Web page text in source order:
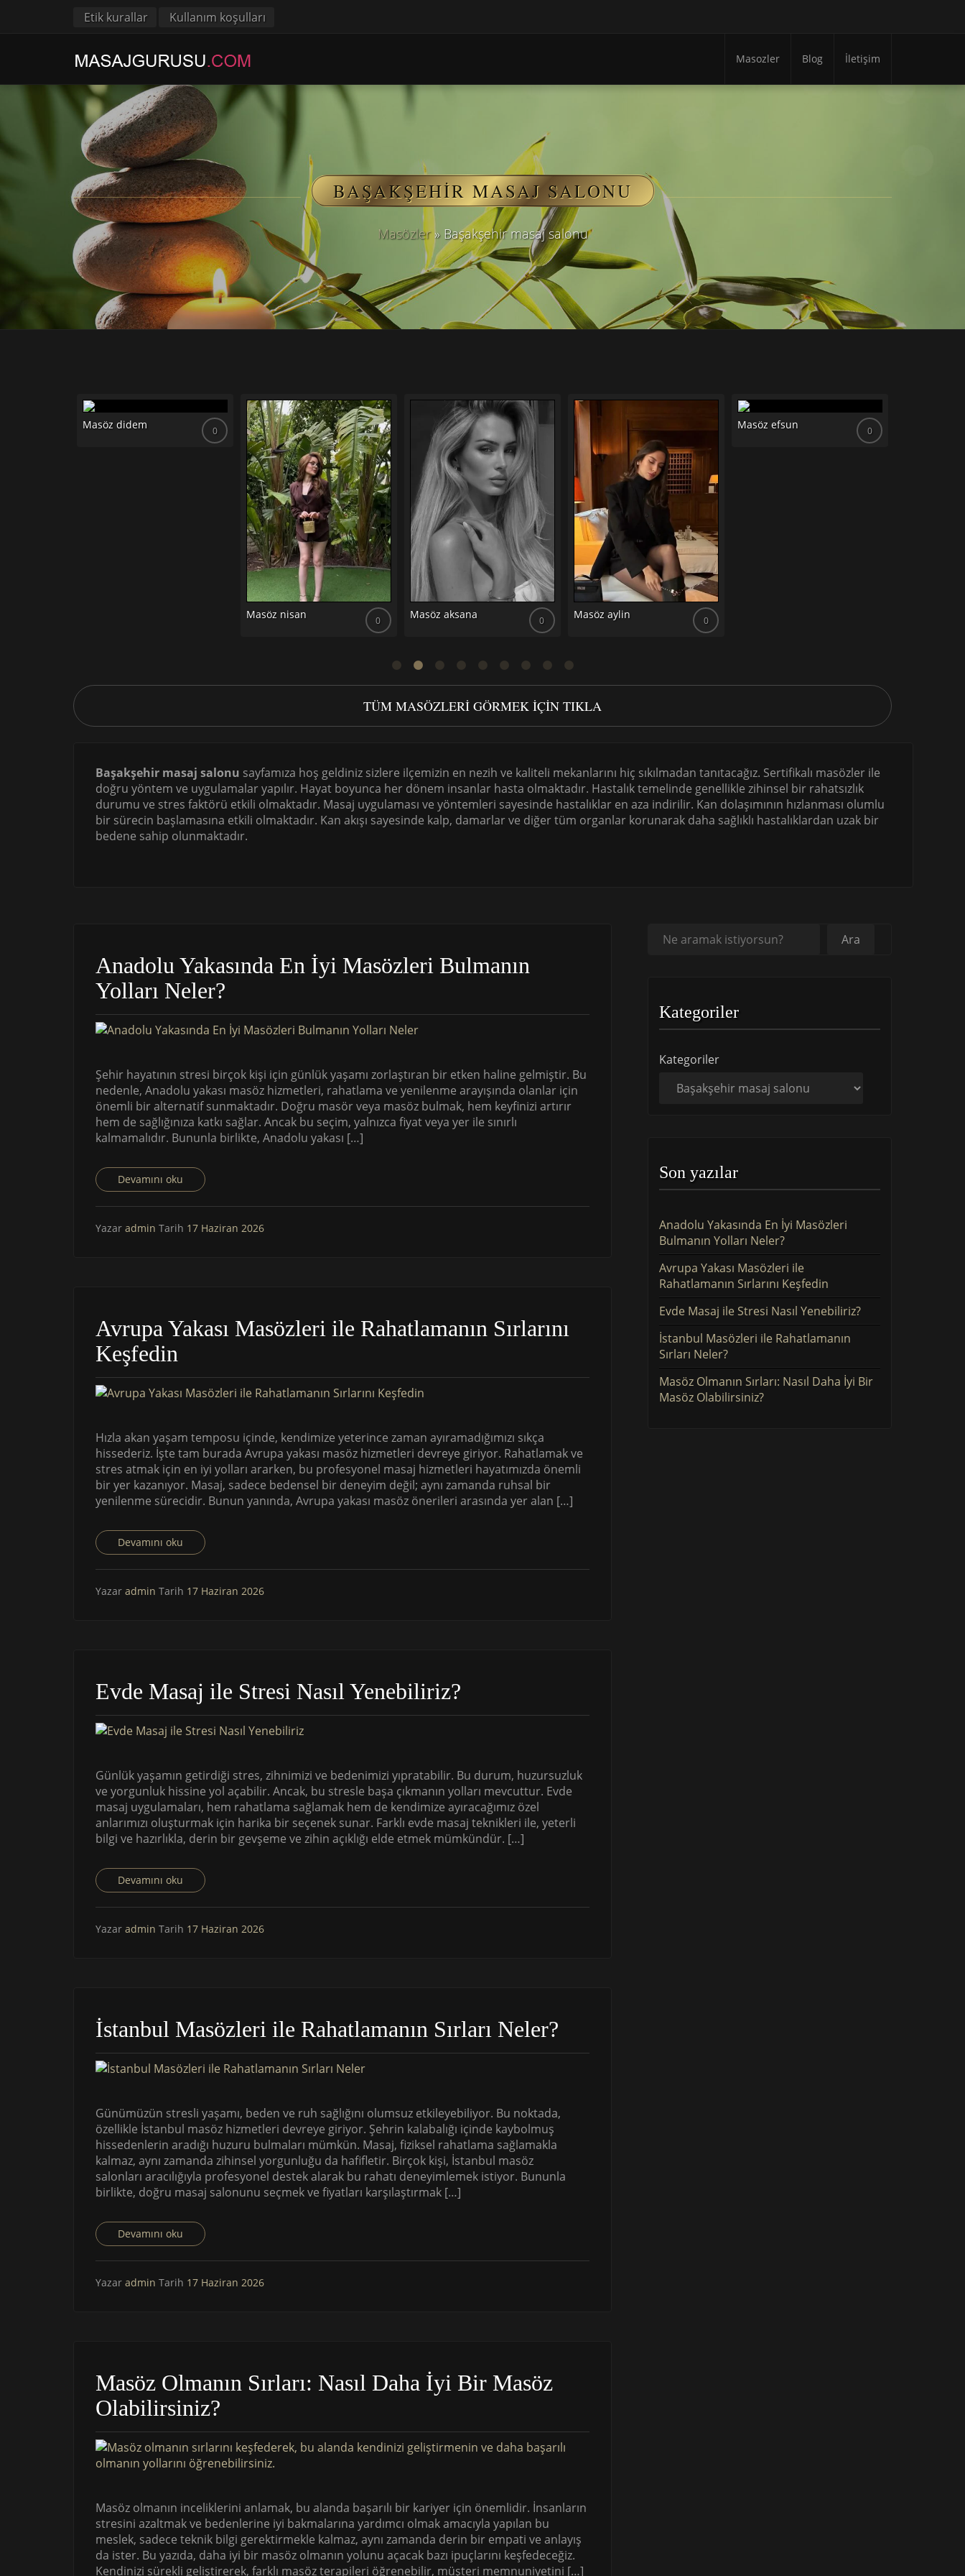
Etik kurallar Kullanım koşulları
Masozler Blog İletişim
BAŞAKŞEHIR MASAJ SALONU
Masözler» Başakşehir masaj salonu
Masöz didem 0
Masöz nisan 0 Masöz aksana 0 Masöz aylin 0
Masöz efsun 0
TÜM MASÖZLERI GÖRMEK IÇIN TIKLA
Başakşehir masaj salonu sayfamıza hoş geldiniz sizlere ilçemizin en nezih ve kaliteli mekanlarını hiç sıkılmadan tanıtacağız. Sertifikalı masözler ile
doğru yöntem ve uygulamalar yapılır. Hayat boyunca her dönem insanlar hasta olmaktadır. Hastalık temelinde genellikle zihinsel bir rahatsızlık
durumu ve stres faktörü etkili olmaktadır. Masaj uygulaması ve yöntemleri sayesinde hastalıklar en aza indirilir. Kan dolaşımının hızlanması olumlu
bir sürecin başlamasına etkili olmaktadır. Kan akışı sayesinde kalp, damarlar ve diğer tüm organlar korunarak daha sağlıklı hastalıklardan uzak bir
bedene sahip olunmaktadır.
Anadolu Yakasında En İyi Masözleri Bulmanın
Yolları Neler?
Şehir hayatının stresi birçok kişi için günlük yaşamı zorlaştıran bir etken haline gelmiştir. Bu
nedenle, Anadolu yakası masöz hizmetleri, rahatlama ve yenilenme arayışında olanlar için
önemli bir alternatif sunmaktadır. Doğru masör veya masöz bulmak, hem keyfinizi artırır
hem de sağlığınıza katkı sağlar. Ancak bu seçim, yalnızca fiyat veya yer ile sınırlı
kalmamalıdır. Bununla birlikte, Anadolu yakası […]
Devamını oku
Yazar admin Tarih 17 Haziran 2026
Avrupa Yakası Masözleri ile Rahatlamanın Sırlarını
Keşfedin
Hızla akan yaşam temposu içinde, kendimize yeterince zaman ayıramadığımızı sıkça
hissederiz. İşte tam burada Avrupa yakası masöz hizmetleri devreye giriyor. Rahatlamak ve
stres atmak için en iyi yolları ararken, bu profesyonel masaj hizmetleri hayatımızda önemli
bir yer kazanıyor. Masaj, sadece bedensel bir deneyim değil; aynı zamanda ruhsal bir
yenilenme sürecidir. Bunun yanında, Avrupa yakası masöz önerileri arasında yer alan […]
Devamını oku
Yazar admin Tarih 17 Haziran 2026
Evde Masaj ile Stresi Nasıl Yenebiliriz?
Günlük yaşamın getirdiği stres, zihnimizi ve bedenimizi yıpratabilir. Bu durum, huzursuzluk
ve yorgunluk hissine yol açabilir. Ancak, bu stresle başa çıkmanın yolları mevcuttur. Evde
masaj uygulamaları, hem rahatlama sağlamak hem de kendimize ayıracağımız özel
anlarımızı oluşturmak için harika bir seçenek sunar. Farklı evde masaj teknikleri ile, yeterli
bilgi ve hazırlıkla, derin bir gevşeme ve zihin açıklığı elde etmek mümkündür. […]
Devamını oku
Yazar admin Tarih 17 Haziran 2026
İstanbul Masözleri ile Rahatlamanın Sırları Neler?
Günümüzün stresli yaşamı, beden ve ruh sağlığını olumsuz etkileyebiliyor. Bu noktada,
özellikle İstanbul masöz hizmetleri devreye giriyor. Şehrin kalabalığı içinde kaybolmuş
hissedenlerin aradığı huzuru bulmaları mümkün. Masaj, fiziksel rahatlama sağlamakla
kalmaz, aynı zamanda zihinsel yorgunluğu da hafifletir. Birçok kişi, İstanbul masöz
salonları aracılığıyla profesyonel destek alarak bu rahatı deneyimlemek istiyor. Bununla
birlikte, doğru masaj salonunu seçmek ve fiyatları karşılaştırmak […]
Devamını oku
Yazar admin Tarih 17 Haziran 2026
Masöz Olmanın Sırları: Nasıl Daha İyi Bir Masöz
Olabilirsiniz?
Masöz olmanın inceliklerini anlamak, bu alanda başarılı bir kariyer için önemlidir. İnsanların
stresini azaltmak ve bedenlerine iyi bakmalarına yardımcı olmak amacıyla yapılan bu
meslek, sadece teknik bilgi gerektirmekle kalmaz, aynı zamanda derin bir empati ve anlayış
da ister. Bu yazıda, daha iyi bir masöz olmanın yolunu açacak bazı ipuçlarını keşfedeceğiz.
Kendinizi sürekli geliştirerek, farklı masöz terapileri öğrenebilir, müşteri memnuniyetini […]
Ara Ara
Kategoriler
Kategoriler
Son yazılar
Anadolu Yakasında En İyi Masözleri
Bulmanın Yolları Neler?
Avrupa Yakası Masözleri ile
Rahatlamanın Sırlarını Keşfedin
Evde Masaj ile Stresi Nasıl Yenebiliriz?
İstanbul Masözleri ile Rahatlamanın
Sırları Neler?
Masöz Olmanın Sırları: Nasıl Daha İyi Bir
Masöz Olabilirsiniz?